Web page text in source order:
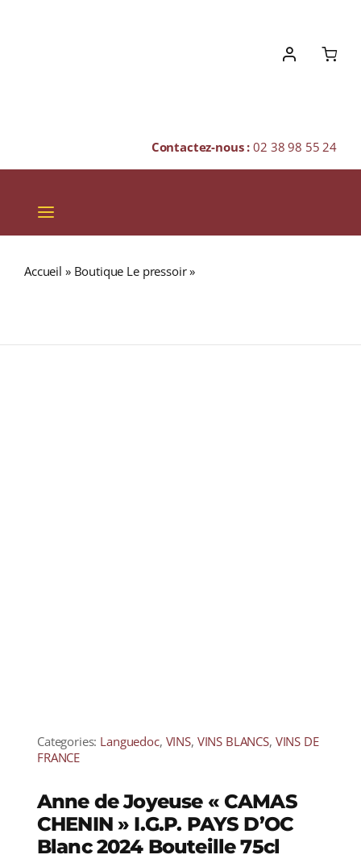
Contactez-nous :02 38 98 55 24
Toggle
Navigation
Accueil » Boutique Le pressoir»
Categories: Languedoc, VINS, VINS BLANCS, VINS DE
FRANCE
Anne de Joyeuse « CAMAS
CHENIN » I.G.P. PAYS D’OC
Blanc 2024 Bouteille 75cl